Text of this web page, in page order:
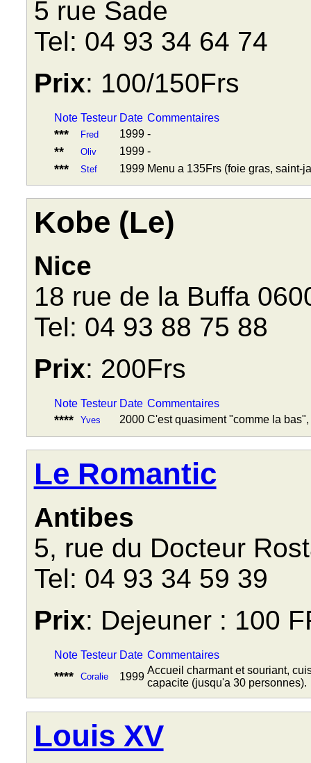
5 rue Sade
Tel: 04 93 34 64 74
Prix: 100/150Frs
Note Testeur Date Commentaires
*** Fred 1999 -
** Oliv 1999 -
*** Stef 1999 Menu a 135Frs (foie gras, saint-
Kobe (Le)
Nice
18 rue de la Buffa
Tel: 04 93 88 75 88
Prix: 200Frs
Note Testeur Date Commentaires
**** Yves 2000 C'est quasiment "comme la
Le Romantic
Antibes
5, rue du Docteur
Tel: 04 93 34 59 39
Prix: Dejeuner : 100
Note Testeur Date Commentaires
**** Coralie 1999
Accueil charmant et souriant,
capacite (jusqu'a 30 personnes).
Louis XV